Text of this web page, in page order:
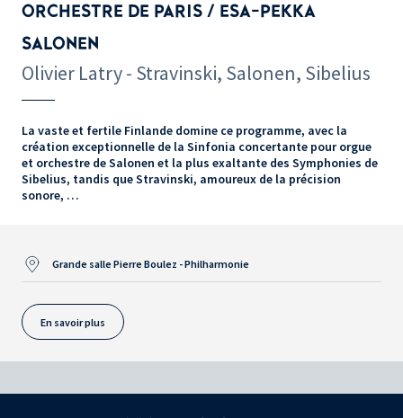
ORCHESTRE DE PARIS / ESA-PEKKA
SALONEN
Olivier Latry - Stravinski, Salonen, Sibelius
La vaste et fertile Finlande domine ce programme, avec la
création exceptionnelle de la Sinfonia concertante pour orgue
et orchestre de Salonen et la plus exaltante des Symphonies de
Sibelius, tandis que Stravinski, amoureux de la précision
sonore, …
Grande salle Pierre Boulez - Philharmonie
En savoir plus